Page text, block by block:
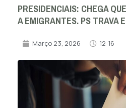
PRESIDENCIAIS: CHEGA
A EMIGRANTES. PS TRAVA
Março 23, 2026 12:16